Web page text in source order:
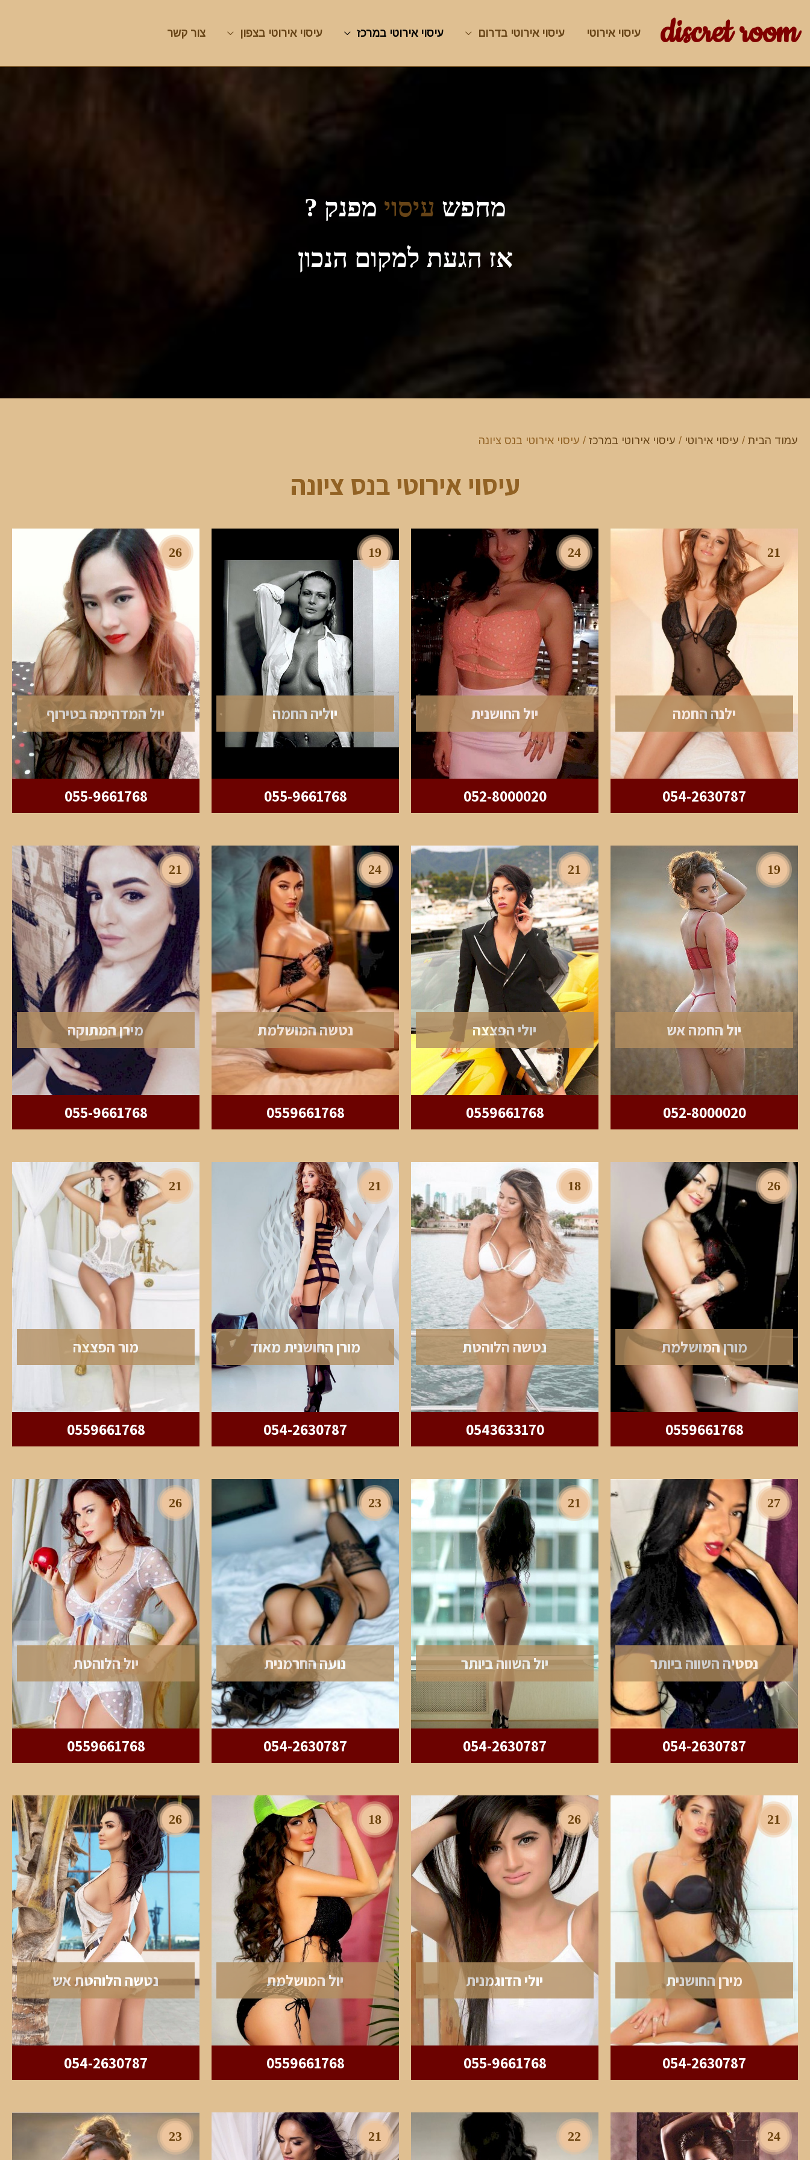
discret room עיסוי אירוטי עיסוי אירוטי בדרום עיסוי אירוטי במרכז עיסוי אירוטי בצפון צור קשר
מחפש עיסוי מפנק ?
אז הגעת למקום הנכון
עמוד הבית / עיסוי אירוטי / עיסוי אירוטי במרכז / עיסוי אירוטי בנס ציונה
עיסוי אירוטי בנס ציונה
21
ילנה החמה
054-2630787
24
יול החושנית
052-8000020
19
יוליה החמה
055-9661768
26
יול המדהימה בטירוף
055-9661768
19
יול החמה אש
052-8000020
21
יולי הפצצה
0559661768
24
נטשה המושלמת
0559661768
21
מירן המתוקה
055-9661768
26
מורן המושלמת
0559661768
18
נטשה הלוהטת
0543633170
21
מורן החושנית מאוד
054-2630787
21
מור הפצצה
0559661768
27
נסטיה השווה ביותר
054-2630787
21
יול השווה ביותר
054-2630787
23
נועה החרמנית
054-2630787
26
יול הלוהטת
0559661768
21
מירן החושנית
054-2630787
26
יולי הדוגמנית
055-9661768
18
יול המושלמת
0559661768
26
נטשה הלוהטת אש
054-2630787
24
22
21
23